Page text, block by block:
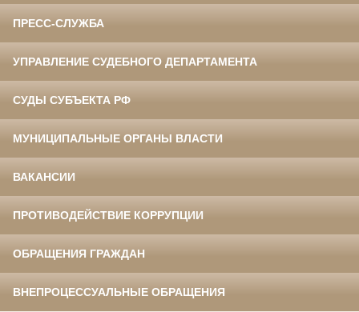
ПРЕСС-СЛУЖБА
УПРАВЛЕНИЕ СУДЕБНОГО ДЕПАРТАМЕНТА
СУДЫ СУБЪЕКТА РФ
МУНИЦИПАЛЬНЫЕ ОРГАНЫ ВЛАСТИ
ВАКАНСИИ
ПРОТИВОДЕЙСТВИЕ КОРРУПЦИИ
ОБРАЩЕНИЯ ГРАЖДАН
ВНЕПРОЦЕССУАЛЬНЫЕ ОБРАЩЕНИЯ